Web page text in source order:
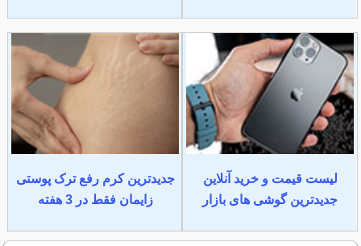
لیست قیمت و خرید آنلاین
جدیدترین گوشی های بازار
جدیدترین کرم رفع ترک پوستی
زایمان فقط در 3 هفته